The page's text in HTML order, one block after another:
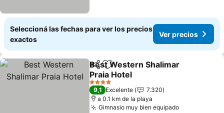
Seleccioná las fechas para ver los precios
exactos
Ver precios
CompartirAñadir a favoritos
Best Western Shalimar
Praia Hotel
4 Estrellas
9,1 Excelente
7.320
a 0.1 km de la playa
Gimnasio muy bien equipado